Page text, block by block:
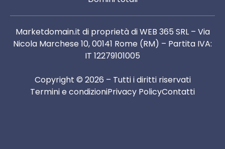
Marketdomain.it di proprietà di WEB 365 SRL – Via
Nicola Marchese 10, 00141 Rome (RM) – Partita IVA:
IT 12279101005
Copyright © 2026 – Tutti i diritti riservati
Termini e condizioniPrivacy PolicyContatti